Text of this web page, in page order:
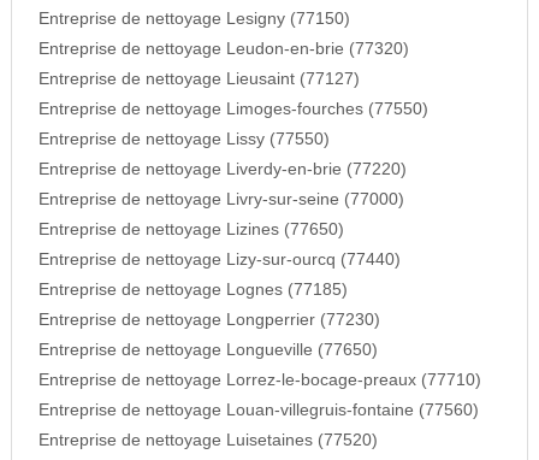
Entreprise de nettoyage Lesigny (77150)
Entreprise de nettoyage Leudon-en-brie (77320)
Entreprise de nettoyage Lieusaint (77127)
Entreprise de nettoyage Limoges-fourches (77550)
Entreprise de nettoyage Lissy (77550)
Entreprise de nettoyage Liverdy-en-brie (77220)
Entreprise de nettoyage Livry-sur-seine (77000)
Entreprise de nettoyage Lizines (77650)
Entreprise de nettoyage Lizy-sur-ourcq (77440)
Entreprise de nettoyage Lognes (77185)
Entreprise de nettoyage Longperrier (77230)
Entreprise de nettoyage Longueville (77650)
Entreprise de nettoyage Lorrez-le-bocage-preaux (77710)
Entreprise de nettoyage Louan-villegruis-fontaine (77560)
Entreprise de nettoyage Luisetaines (77520)